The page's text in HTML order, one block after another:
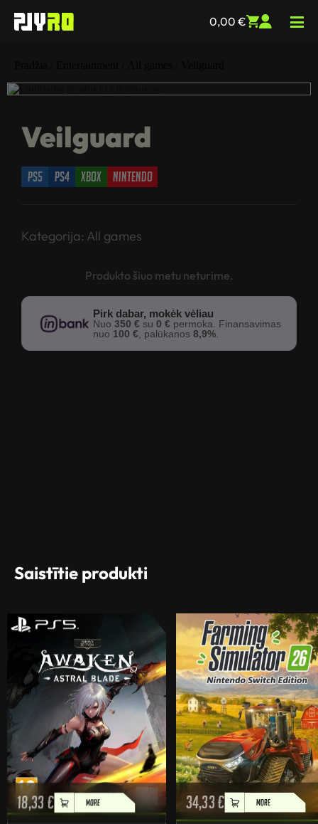
0,00 €
Veilguard
ps5 ps4 xbox nintendo
Kategorija: All games
Produkto šiuo metu neturime.
Pirk dabar, mokėk vėliau
Nuo350 € su0 € permoka. Finansavimas
nuo 100 €, palūkanos8,9%.
Saistītie produkti
18,33€ MORE 34,33€ MORE